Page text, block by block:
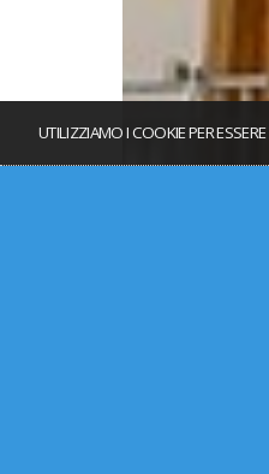
UTILIZZIAMO I COOKIE PER